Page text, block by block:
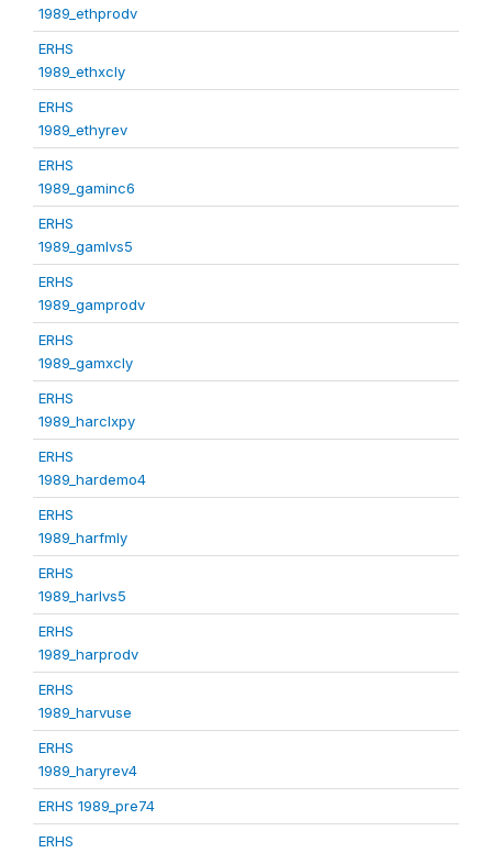
1989_ethprodv
ERHS
1989_ethxcly
ERHS
1989_ethyrev
ERHS
1989_gaminc6
ERHS
1989_gamlvs5
ERHS
1989_gamprodv
ERHS
1989_gamxcly
ERHS
1989_harclxpy
ERHS
1989_hardemo4
ERHS
1989_harfmly
ERHS
1989_harlvs5
ERHS
1989_harprodv
ERHS
1989_harvuse
ERHS
1989_haryrev4
ERHS 1989_pre74
ERHS